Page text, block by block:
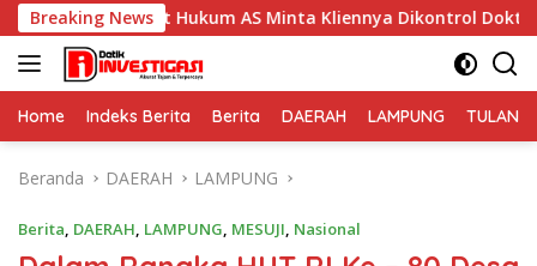
Langsung
ke
konten
Breaking News
Hukum AS Minta Kliennya Dikontrol Dokter Spesialis
Home Indeks Berita Berita DAERAH LAMPUNG TULANG
Beranda DAERAH LAMPUNG
Berita, DAERAH, LAMPUNG, MESUJI, Nasional